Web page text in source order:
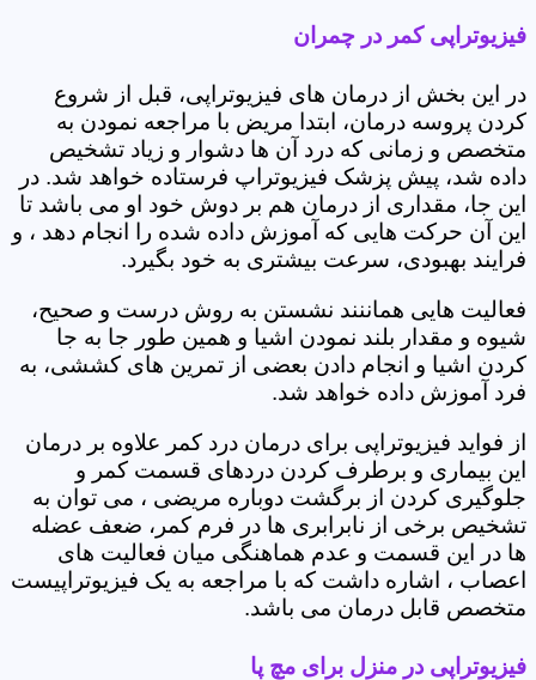
فیزیوتراپی کمر در چمران
در این بخش از درمان های فیزیوتراپی، قبل از شروع
کردن پروسه درمان، ابتدا مریض با مراجعه نمودن به
متخصص و زمانی که درد آن ها دشوار و زیاد تشخیص
داده شد، پیش پزشک فیزیوتراپ فرستاده خواهد شد. در
این جا، مقداری از درمان هم بر دوش خود او می باشد تا
این آن حرکت هایی که آموزش داده شده را انجام دهد ، و
فرایند بهبودی، سرعت بیشتری به خود بگیرد.
فعالیت هایی هماننند نشستن به روش درست و صحیح،
شیوه و مقدار بلند نمودن اشیا و همین طور جا به جا
کردن اشیا و انجام دادن بعضی از تمرین های کششی، به
فرد آموزش داده خواهد شد.
از فواید فیزیوتراپی برای درمان درد کمر علاوه بر درمان
این بیماری و برطرف کردن دردهای قسمت کمر و
جلوگیری کردن از برگشت دوباره مریضی ، می توان به
تشخیص برخی از نابرابری ها در فرم کمر، ضعف عضله
ها در این قسمت و عدم هماهنگی میان فعالیت های
اعصاب ، اشاره داشت که با مراجعه به یک فیزیوتراپیست
متخصص قابل درمان می باشد.
فیزیوتراپی در منزل برای مچ پا